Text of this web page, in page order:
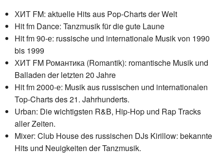
ХИТ FM: aktuelle Hits aus Pop-Charts der Welt
Hit fm Dance: Tanzmusik für die gute Laune
Hit fm 90-е: russische und internationale Musik von 1990
bis 1999
ХИТ FM Романтика (Romantik): romantische Musik und
Balladen der letzten 20 Jahre
Hit fm 2000-е: Musik aus russischen und internationalen
Top-Charts des 21. Jahrhunderts.
Urban: Die wichtigsten R&B, Hip-Hop und Rap Tracks
aller Zeiten.
Mixer: Club House des russischen DJs Kirillow: bekannte
Hits und Neuigkeiten der Tanzmusik.